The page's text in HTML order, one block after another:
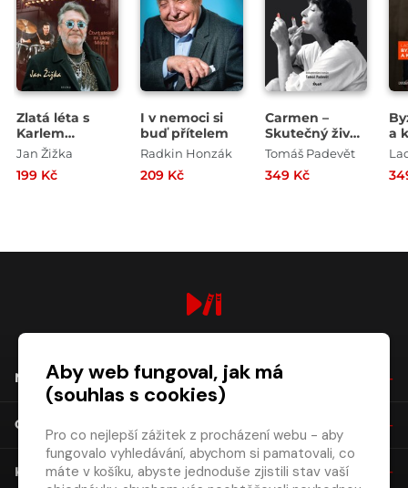
Zlatá léta s
Karlem
Gottem - Čtvrt
Mistra
Jan Žižka
199 Kč
I v nemoci si
buď přítelem
Radkin Honzák
209 Kč
Carmen –
Skutečný život
Hany
Tomáš Padevět
349 Kč
a
NÁKUP
O SPOLEČNOSTI
KONTAKT
Aby web fungoval, jak má
(souhlas s cookies)
Pro co nejlepší zážitek z procházení webu - aby
fungovalo vyhledávání, abychom si pamatovali, co
máte v košíku, abyste jednoduše zjistili stav vaší